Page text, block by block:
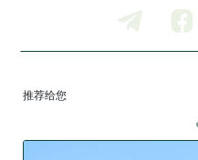
推荐给您